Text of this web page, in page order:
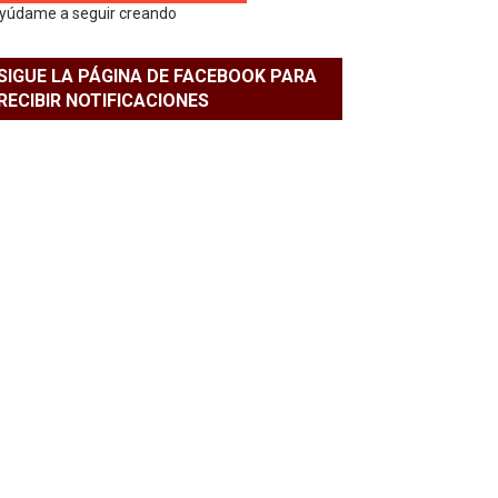
a seguir creando
LA PÁGINA DE FACEBOOK PARA
NOTIFICACIONES